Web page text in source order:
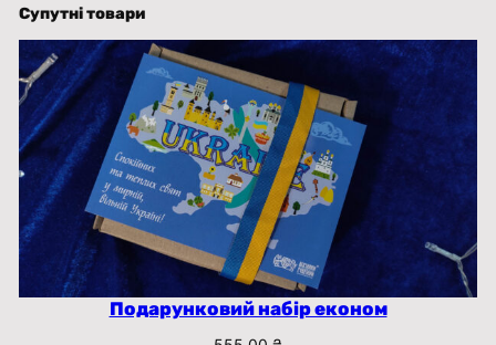
о
з
м
і
р
1
2
,
2
*
1
Супутні товари
Подарунковий набір економ